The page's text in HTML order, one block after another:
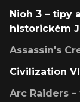
Nioh 3 – tipy
historickém
Assassin's
Civilization
Arc Raiders